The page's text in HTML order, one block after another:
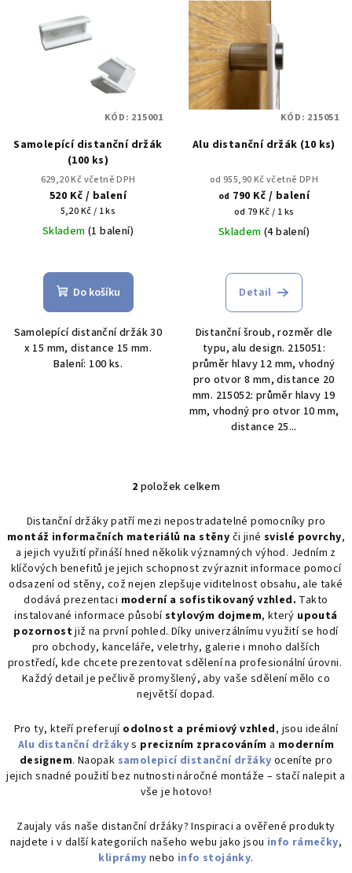
o
Samolepící distanční držák
(100 ks)
629,20 Kč včetně DPH
520 Kč / balení
Měrná
cena:
5,20 Kč / 1 ks
Skladem(1 balení)
Do košíku
Samolepící distanční držák 30
x 15 mm, distance 15 mm.
Balení: 100 ks.
KÓD: 215001
Alu distanční držák (10 ks)
od 955,90 Kč včetně DPH
od 790 Kč / balení
Měrná
cena:
od 79 Kč / 1 ks
Skladem(4 balení)
Detail
Distanční šroub, rozměr dle
typu, alu design. 215051:
průměr hlavy 12 mm, vhodný
pro otvor 8 mm, distance 20
mm. 215052: průměr hlavy 19
mm, vhodný pro otvor 10 mm,
distance 25...
KÓD: 215051
O
l
á
d
a
c
í
p
r
v
k
v
ý
p
i
u
2 položek celkem
Distanční držáky patří mezi nepostradatelné pomocníky pro
montáž informačních materiálů na stěny či jiné svislé povrchy,
a jejich využití přináší hned několik významných výhod. Jedním z
klíčových benefitů je jejich schopnost zvýraznit informace pomocí
odsazení od stěny, což nejen zlepšuje viditelnost obsahu, ale také
dodává prezentaci moderní a sofistikovaný vzhled. Takto
instalované informace působístylovým dojmem, který upoutá
pozornostjiž na první pohled. Díky univerzálnímu využití se hodí
pro obchody, kanceláře, veletrhy, galerie i mnoho dalších
prostředí, kde chcete prezentovat sdělení na profesionální úrovni.
Každý detail je pečlivě promyšlený, aby vaše sdělení mělo co
největší dopad.
Pro ty, kteří preferují odolnost a prémiový vzhled, jsou ideální
Alu distanční držákys precizním zpracováním a moderním
designem. Naopak samolepicí distanční držáky oceníte pro
jejich snadné použití bez nutnosti náročné montáže – stačí nalepit a
vše je hotovo!
Zaujaly vás naše distanční držáky? Inspiraci a ověřené produkty
najdete i v další kategoriích našeho webu jako jsou info rámečky,
kliprámy nebo info stojánky.